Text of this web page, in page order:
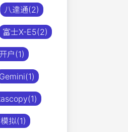
八達通(2)
富士X-E5(2)
户(1)
Gemini(1)
拟(1)